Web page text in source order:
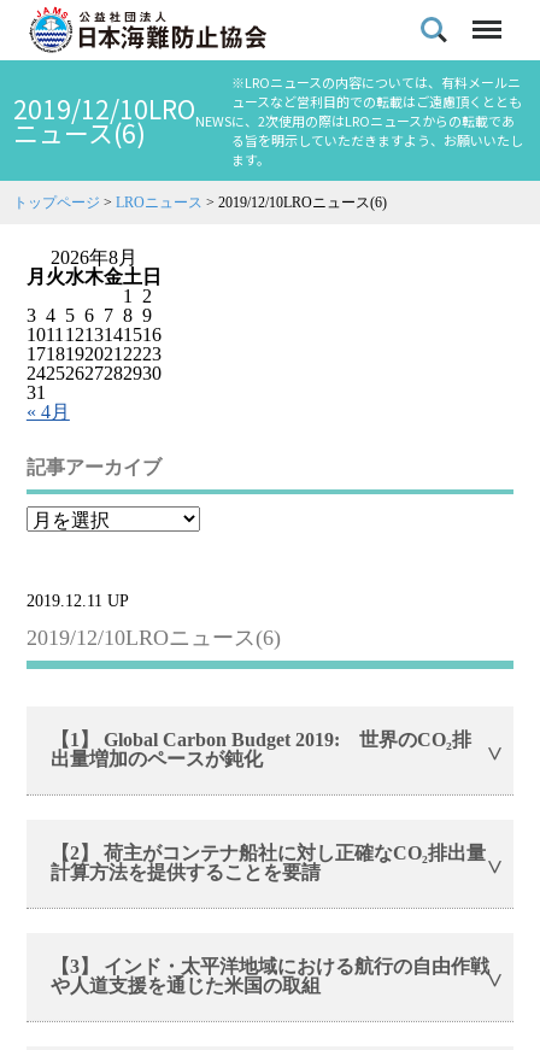
2019/12/10LRO
ニュース(6) NEWS
※LROニュースの内容については、有料メールニ
ュースなど営利目的での転載はご遠慮頂くととも
に、2次使用の際はLROニュースからの転載であ
る旨を明示していただきますよう、お願いいたし
ます。
トップページ >LROニュース >2019/12/10LROニュース(6)
2026年8月
月 火水木金土 日
1
2
3 4 5 6 7 8 9
1011 1213141516
1718192021 2223
24252627282930
31
« 4月
記事アーカイブ
2019.12.11 UP
2019/12/10LROニュース(6)
【1】 Global Carbon Budget 2019: 世界のCO₂排
出量増加のペースが鈍化
【2】 荷主がコンテナ船社に対し正確なCO₂排出量
計算方法を提供することを要請
【3】 インド・太平洋地域における航行の自由作戦
や人道支援を通じた米国の取組